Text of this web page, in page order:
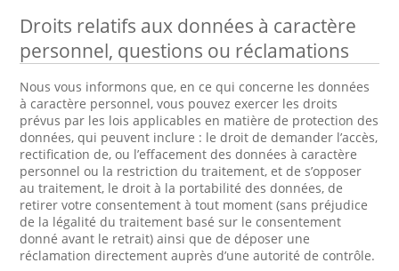
Droits relatifs aux données à caractère
personnel, questions ou réclamations
Nous vous informons que, en ce qui concerne les données
à caractère personnel, vous pouvez exercer les droits
prévus par les lois applicables en matière de protection des
données, qui peuvent inclure : le droit de demander l’accès,
rectification de, ou l’effacement des données à caractère
personnel ou la restriction du traitement, et de s’opposer
au traitement, le droit à la portabilité des données, de
retirer votre consentement à tout moment (sans préjudice
de la légalité du traitement basé sur le consentement
donné avant le retrait) ainsi que de déposer une
réclamation directement auprès d’une autorité de contrôle.